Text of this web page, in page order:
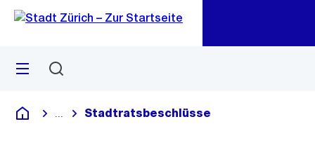
Navigation
Sprunglink
Menü
Deutsch
Blende alle Breadcrumbs ein
Stadtratsbeschlüsse